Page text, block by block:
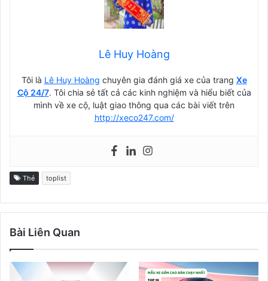
Lê Huy Hoàng
Tôi là Lê Huy Hoàng chuyên gia đánh giá xe của trang Xe
Cộ 24/7. Tôi chia sẻ tất cả các kinh nghiệm và hiểu biết của
mình về xe cộ, luật giao thông qua các bài viết trên
http://xeco247.com/
Thẻ toplist
Bài Liên Quan